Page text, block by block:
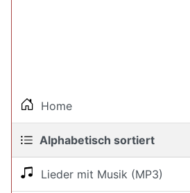
Home
Alphabetisch sortiert
Lieder mit Musik (MP3)